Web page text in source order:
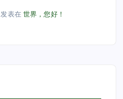
发表在世界，您好！